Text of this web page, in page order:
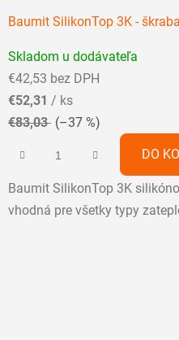
Baumit SilikonTop 3K -
hodnotenie
produktu
je
5,0
hviezdičiek.
Skladom u dodávateľa
€42,53 bez DPH
€52,31 / ks
€83,03 (–37 %)
DO
Baumit SilikonTop 3K
vhodná pre všetky typy